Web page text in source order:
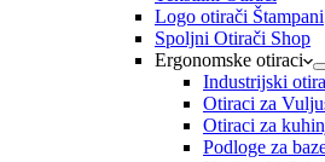
Logo otirači Štampani
Spoljni Otirači Shop
Ergonomske otiraci
Industrijski
Otiraci za
Otiraci za
Podloge za